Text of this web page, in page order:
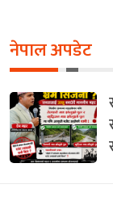
नेपाल अपडेट